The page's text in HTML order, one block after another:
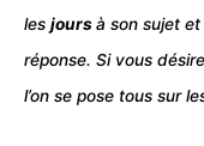
les joursà son sujet et
réponse. Si vous
l’on se pose tous sur